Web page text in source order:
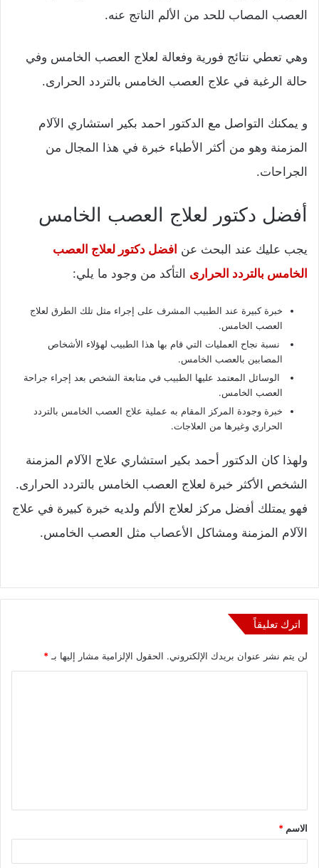
العصب المصاب للحد من الألم الناتج عنه.
وهي تعطي نتائج فورية وفعالة لعلاج العصب الخامس وفي
حالة الرغبة في علاج العصب الخامس بالتردد الحرارى.
و يمكنك التواصل مع الدكتور احمد بكير استشاري الآلام
المزمنة وهو من أكثر الأطباء خبرة في هذا المجال من
الجراحات.
أفضل دكتور لعلاج العصب الخامس
يجب عليك عند البحث عن افضل دكتور لعلاج العصب
الخامس بالتردد الحرارى التأكد من وجود ما يلي:
خبرة كبيرة عند الطبيب المشرف على إجراء مثل تلك الطرق لعلاج
العصب الخامس.
نسبة نجاح العمليات التي قام بها هذا الطبيب لهؤلاء الأشخاص
المصابين بالعصب الخامس.
الوسائل المعتمد عليها الطبيب في متابعة الشخص بعد إجراء جراحة
العصب الخامس.
خبرة وجودة المركز المقام به عملية علاج العصب الخامس بالتردد
الحراري وغيرها من العلاجات.
ولهذا كان الدكتور أحمد بكير استشاري علاج الآلام المزمنة
الشخص الأكثر خبرة لعلاج العصب الخامس بالتردد الحرارى.
فهو يمتلك أفضل مركز لعلاج الألم ولديه خبرة كبيرة في علاج
الآلام المزمنة ومشاكل الأعصاب مثل العصب الخامس.
اترك تعليقاً
لن يتم نشر عنوان بريدك الإلكتروني. الحقول الإلزامية مشار إليها بـ*
ق
*
الاسم *